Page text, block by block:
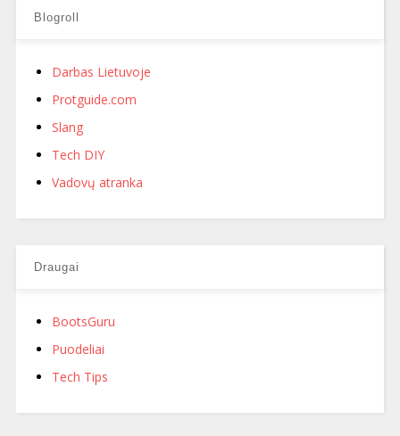
Blogroll
Darbas Lietuvoje
Protguide.com
Slang
Tech DIY
Vadovų atranka
Draugai
BootsGuru
Puodeliai
Tech Tips